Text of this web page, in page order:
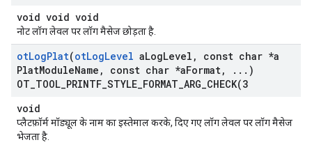
void void void
नोट लॉग लेवल पर लॉग मैसेज छोड़ता है.
otLogPlat(otLogLevel aLogLevel ,
const char *a
PlatModuleName , const char *aFormat, . . . )
OT_TOOL_PRINTF_STYLE_FORMAT_ARG_CHECK(3
void
प्लैटफ़ॉर्म मॉड्यूल के नाम का इस्तेमाल करके, दिए गए लॉग लेवल पर लॉग मैसेज
भेजता है.